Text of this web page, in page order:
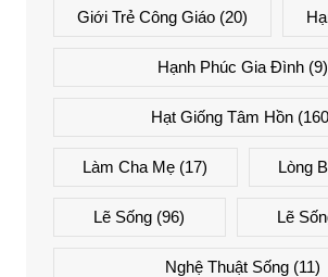
Giới Trẻ Công Giáo(20)
Hạnh Phúc Gia Đình (9)
Hạt Giống Tâm Hồn
Làm Cha Mẹ (17) Lòng
Lẽ Sống (96) Lẽ
Nghệ Thuật Sống (11)